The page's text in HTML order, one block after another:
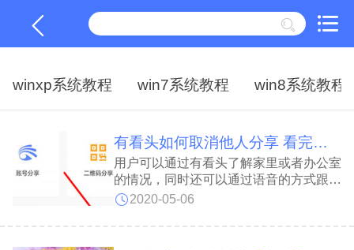
winxp系统教程 win7系统教程 win8系统教程
有看头如何取消他人分享 看完你就懂了
用户可以通过有看头了解家里或者办公室
的情况，同时还可以通过语音的方式跟对
方交流，非常好用。当然还可以分享给自
时删除分享的设备。还不知道怎么删除的
2020-05-06